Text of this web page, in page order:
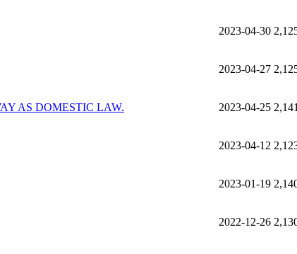
2023-04-30
2023-04-27
AS DOMESTIC LAW. 2023-04-25 2,141
2023-04-12
2023-01-19
2022-12-26